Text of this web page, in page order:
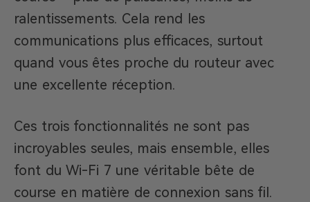
ralentissements. Cela rend les
communications plus efficaces, surtout
quand vous êtes proche du routeur avec
une excellente réception.
Ces trois fonctionnalités ne sont pas
incroyables seules, mais ensemble, elles
font du Wi-Fi 7 une véritable bête de
course en matière de connexion sans fil.